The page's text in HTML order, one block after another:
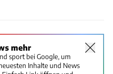
mehr
sport bei Google, um
Inhalte und News